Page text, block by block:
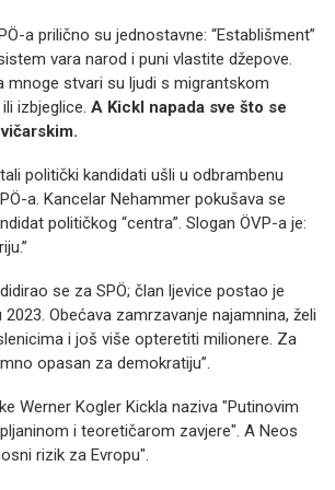
a prilično su jednostavne: “Establišment”
vara narod i puni vlastite džepove.
mnoge stvari su ljudi s migrantskom
izbjeglice. A Kickl napada sve što se
politički kandidati ušli u odbrambenu
a. Kancelar Nehammer pokušava se
političkog “centra”. Slogan ÖVP-a je:
se za SPÖ; član ljevice postao je
Obećava zamrzavanje najamnina, želi
i još više opteretiti milionere. Za
opasan za demokratiju”.
Werner Kogler Kickla naziva "Putinovim
i teoretičarom zavjere". A Neos
rizik za Evropu".